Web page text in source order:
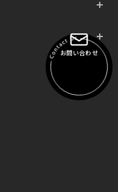
お問い合わせ